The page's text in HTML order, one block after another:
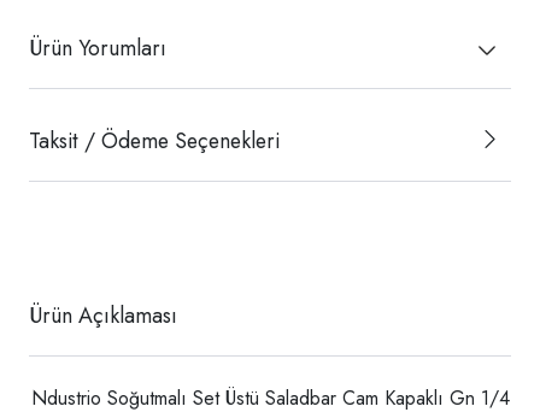
Ürün Yorumları
Taksit / Ödeme Seçenekleri
Ürün Açıklaması
Ndustrio Soğutmalı Set Üstü Saladbar Cam Kapaklı Gn 1/4